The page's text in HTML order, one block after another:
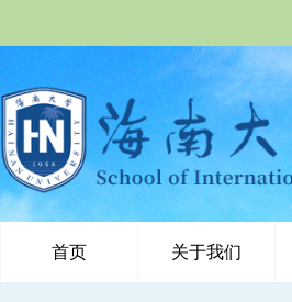
首页 关于我们